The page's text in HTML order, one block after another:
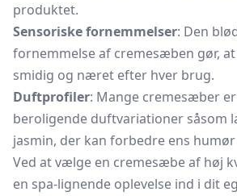
produktet.
Sensoriske fornemmelser: Den
fornemmelse af cremesæben gør,
smidig og næret efter hver brug.
Duftprofiler: Mange cremesæber
beroligende duftvariationer såsom
jasmin, der kan forbedre ens
Ved at vælge en cremesæbe af høj
en spa-lignende oplevelse ind i dit